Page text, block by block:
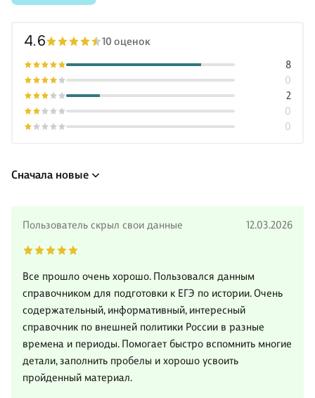
Ученику книга поможет подгот
4.6 10 оценок
0
0
2
0
8
Сначала новые
Пользователь скрыл свои данные 12.03.2026
Все прошло очень хорошо. Пользовался данным
справочником для подготовки к ЕГЭ по истории. Очень
содержательный, информативный, интересный
справочник по внешней политики России в разные
времена и периоды. Помогает быстро вспомнить многие
детали, заполнить пробелы и хорошо усвоить
пройденный материал.